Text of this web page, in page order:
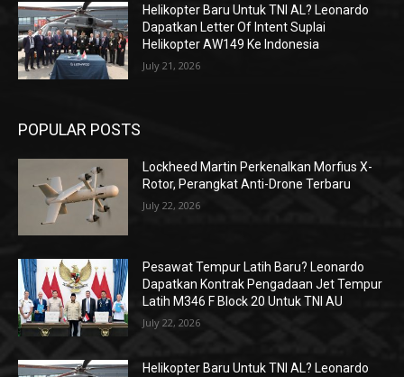
Helikopter Baru Untuk TNI AL? Leonardo
Dapatkan Letter Of Intent Suplai
Helikopter AW149 Ke Indonesia
July 21, 2026
POPULAR POSTS
Lockheed Martin Perkenalkan Morfius X-
Rotor, Perangkat Anti-Drone Terbaru
July 22, 2026
Pesawat Tempur Latih Baru? Leonardo
Dapatkan Kontrak Pengadaan Jet Tempur
Latih M346 F Block 20 Untuk TNI AU
July 22, 2026
Helikopter Baru Untuk TNI AL? Leonardo